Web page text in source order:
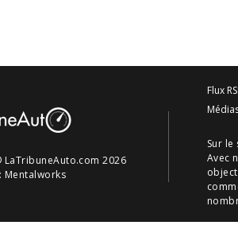
2026
Mentalworks
Flux
Sur
Avec